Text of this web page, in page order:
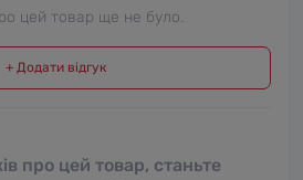
цей товар ще не було.
+ Додати відгук
про цей товар, станьте